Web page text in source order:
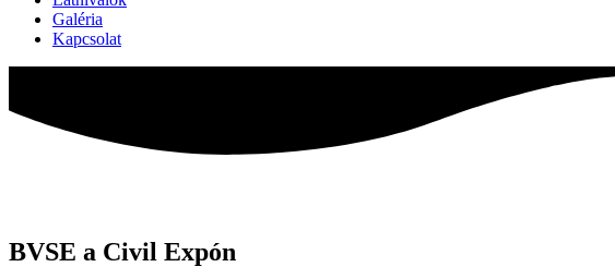
Galéria
Kapcsolat
BVSE a Civil Expón